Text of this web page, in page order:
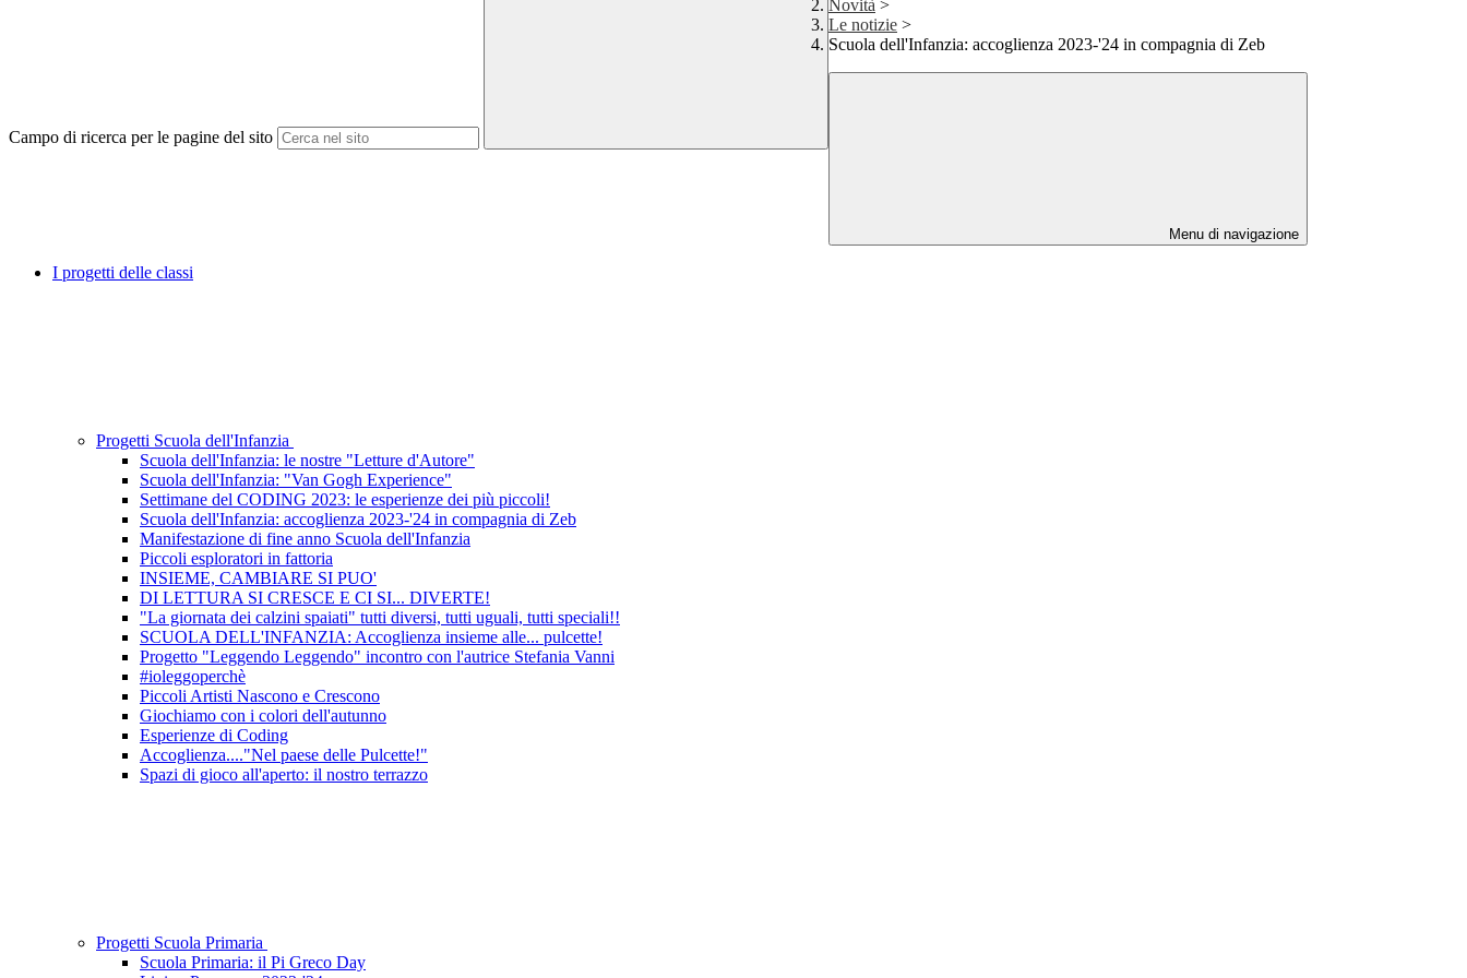
Campo di ricerca per le pagine del sito
Novità >
Le notizie >
Scuola dell'Infanzia: accoglienza 2023-'24 in compagnia di Zeb
Menu di navigazione
I progetti delle classi
Progetti Scuola dell'Infanzia
Scuola dell'Infanzia: le nostre "Letture d'Autore"
Scuola dell'Infanzia: "Van Gogh Experience"
Settimane del CODING 2023: le esperienze dei più piccoli!
Scuola dell'Infanzia: accoglienza 2023-'24 in compagnia di Zeb
Manifestazione di fine anno Scuola dell'Infanzia
Piccoli esploratori in fattoria
INSIEME, CAMBIARE SI PUO'
DI LETTURA SI CRESCE E CI SI... DIVERTE!
"La giornata dei calzini spaiati" tutti diversi, tutti uguali, tutti speciali!!
SCUOLA DELL'INFANZIA: Accoglienza insieme alle... pulcette!
Progetto "Leggendo Leggendo" incontro con l'autrice Stefania Vanni
#ioleggoperchè
Piccoli Artisti Nascono e Crescono
Giochiamo con i colori dell'autunno
Esperienze di Coding
Accoglienza...."Nel paese delle Pulcette!"
Spazi di gioco all'aperto: il nostro terrazzo
Progetti Scuola Primaria
Scuola Primaria: il Pi Greco Day